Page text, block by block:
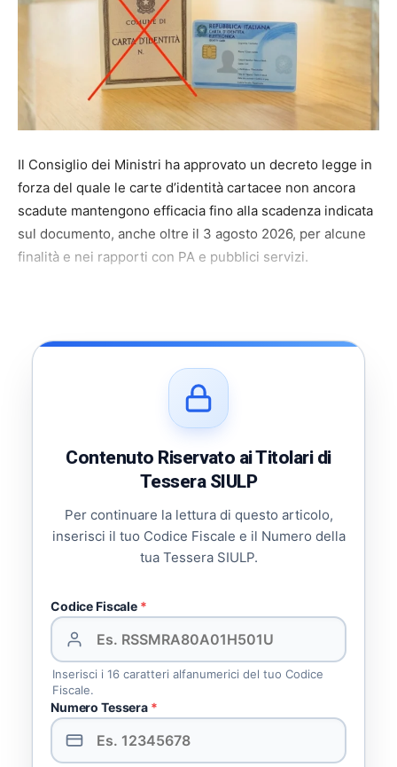
Il Consiglio dei Ministri ha approvato un decreto legge in
forza del quale le carte d’identità cartacee non ancora
scadute mantengono efficacia fino alla scadenza indicata
sul documento, anche oltre il 3 agosto 2026, per alcune
finalità e nei rapporti con PA e pubblici servizi.
Contenuto Riservato ai Titolari di
Tessera SIULP
Per continuare la lettura di questo articolo,
inserisci il tuo Codice Fiscale e il Numero della
tua Tessera SIULP.
Codice Fiscale *
Inserisci i 16 caratteri alfanumerici del tuo Codice
Fiscale.
Numero Tessera *